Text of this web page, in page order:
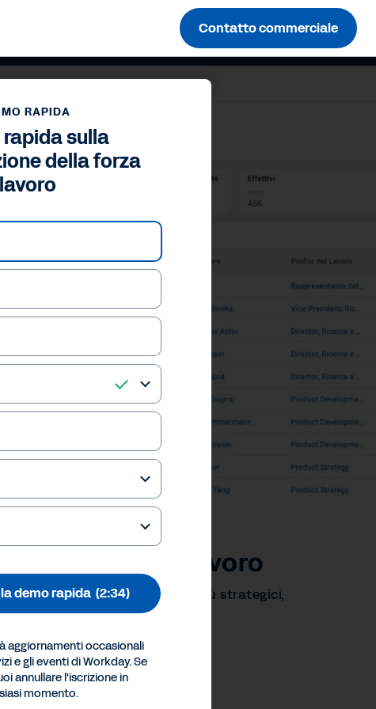
Contatto commerciale
della forza lavoro
team a colmare gli skill gap più strategici,
Inc.
RAPIDA
rapida sulla
della forza
lavoro
demo rapida (2:34)
aggiornamenti occasionali
e gli eventi di Workday. Se
annullare l'iscrizione in
momento.